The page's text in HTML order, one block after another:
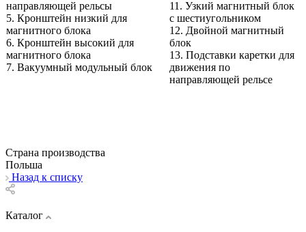
направляющей рельсы
5. Кронштейн низкий для
магнитного блока
6. Кронштейн высокий для
магнитного блока
7. Вакуумный модульный блок
11. Узкий магнитный блок
с шестиугольником
12. Двойной магнитный
блок
13. Подставки каретки для
движения по
направляющей рельсе
Страна производства
Польша
Назад к списку
Каталог